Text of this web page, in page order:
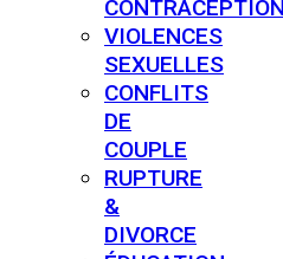
CONTRACEPTION
VIOLENCES
SEXUELLES
CONFLITS
DE
COUPLE
RUPTURE
&
DIVORCE